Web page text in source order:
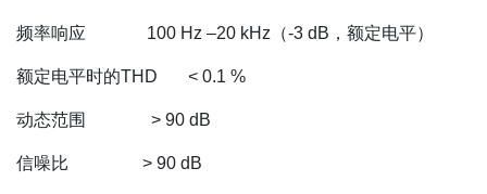
频率响应 100 Hz –20 kHz（-3 dB，额定电平）
额定电平时的THD < 0.1 %
动态范围 > 90 dB
信噪比 > 90 dB